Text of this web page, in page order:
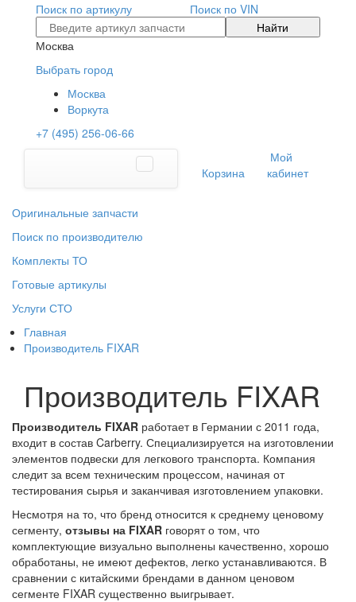
Поиск по артикулу
Поиск по VIN
Найти
Москва
Выбрать город
Москва
Воркута
+7 (495) 256-06-66
Корзина
Мой
кабинет
Оригинальные запчасти
Поиск по производителю
Комплекты ТО
Готовые артикулы
Услуги СТО
Главная
Производитель FIXAR
Производитель FIXAR
Производитель FIXAR работает в Германии с 2011 года,
входит в состав Carberry. Специализируется на изготовлении
элементов подвески для легкового транспорта. Компания
следит за всем техническим процессом, начиная от
тестирования сырья и заканчивая изготовлением упаковки.
Несмотря на то, что бренд относится к среднему ценовому
сегменту, отзывы на FIXAR говорят о том, что
комплектующие визуально выполнены качественно, хорошо
обработаны, не имеют дефектов, легко устанавливаются. В
сравнении с китайскими брендами в данном ценовом
сегменте FIXAR существенно выигрывает.